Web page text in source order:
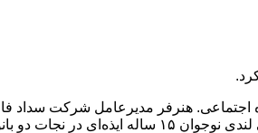
اجتماعی. هنرفر مدیرعامل شرکت
جوانان خوزستان و غفاری رئیس هیات ورزش کارگری استان، به‌ پاس